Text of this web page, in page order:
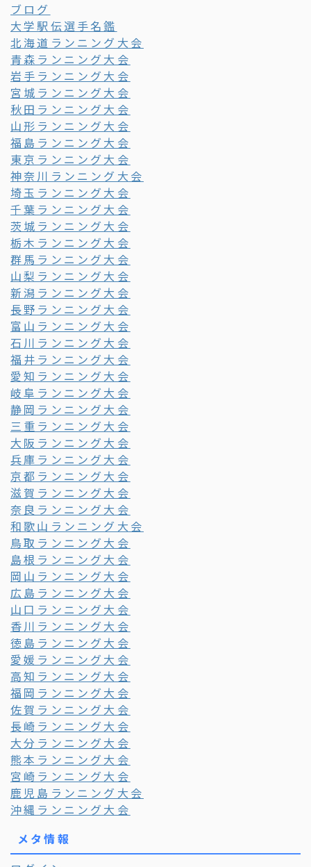
ブログ
大学駅伝選手名鑑
北海道ランニング大会
青森ランニング大会
岩手ランニング大会
宮城ランニング大会
秋田ランニング大会
山形ランニング大会
福島ランニング大会
東京ランニング大会
神奈川ランニング大会
埼玉ランニング大会
千葉ランニング大会
茨城ランニング大会
栃木ランニング大会
群馬ランニング大会
山梨ランニング大会
新潟ランニング大会
長野ランニング大会
富山ランニング大会
石川ランニング大会
福井ランニング大会
愛知ランニング大会
岐阜ランニング大会
静岡ランニング大会
三重ランニング大会
大阪ランニング大会
兵庫ランニング大会
京都ランニング大会
滋賀ランニング大会
奈良ランニング大会
和歌山ランニング大会
鳥取ランニング大会
島根ランニング大会
岡山ランニング大会
広島ランニング大会
山口ランニング大会
香川ランニング大会
徳島ランニング大会
愛媛ランニング大会
高知ランニング大会
福岡ランニング大会
佐賀ランニング大会
長崎ランニング大会
大分ランニング大会
熊本ランニング大会
宮崎ランニング大会
鹿児島ランニング大会
沖縄ランニング大会
メタ情報